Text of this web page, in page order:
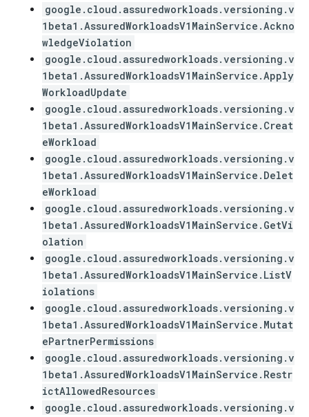
google.cloud.assuredworkloads.versioning.v
1beta1.AssuredWorkloadsV1MainService.Ackno
wledgeViolation
google.cloud.assuredworkloads.versioning.v
1beta1.AssuredWorkloadsV1MainService.Apply
WorkloadUpdate
google.cloud.assuredworkloads.versioning.v
1beta1.AssuredWorkloadsV1MainService.Creat
eWorkload
google.cloud.assuredworkloads.versioning.v
1beta1.AssuredWorkloadsV1MainService.Delet
eWorkload
google.cloud.assuredworkloads.versioning.v
1beta1.AssuredWorkloadsV1MainService.GetVi
olation
google.cloud.assuredworkloads.versioning.v
1beta1.AssuredWorkloadsV1MainService.ListV
iolations
google.cloud.assuredworkloads.versioning.v
1beta1.AssuredWorkloadsV1MainService.Mutat
ePartnerPermissions
google.cloud.assuredworkloads.versioning.v
1beta1.AssuredWorkloadsV1MainService.Restr
ictAllowedResources
google.cloud.assuredworkloads.versioning.v